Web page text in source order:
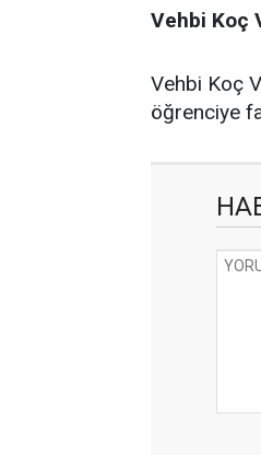
Vehbi Koç
Vehbi Koç
öğrenciye